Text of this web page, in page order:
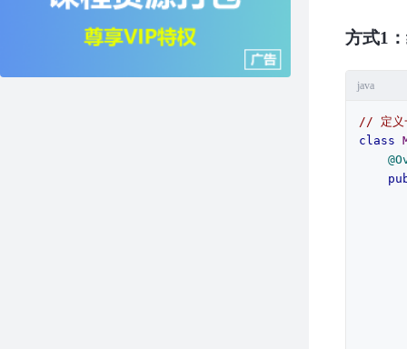
方式1
java
// 定义
class